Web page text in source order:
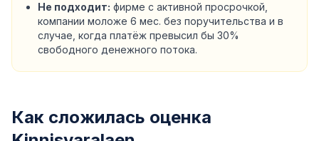
Не подходит: фирме с активной просрочкой,
компании моложе 6 мес. без поручительства и в
случае, когда платёж превысил бы 30%
свободного денежного потока.
Как сложилась оценка